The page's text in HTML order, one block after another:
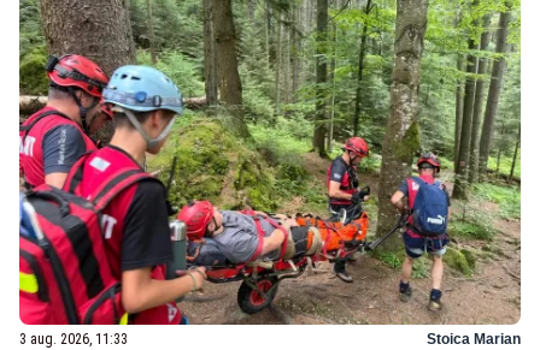
3 aug. 2026, 11:33 Stoica Marian